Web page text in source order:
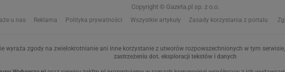
Copyright © Gazeta.pl sp. z o.o.
u nas Reklama Polityka prywatności Wszystkie artykuły Zasady korzystania z portalu
wyraża zgody na zwielokrotnianie ani inne korzystanie z utworów rozpowszechnionych w tym
zastrzeżeniu dot. eksploracji tekstów i danych